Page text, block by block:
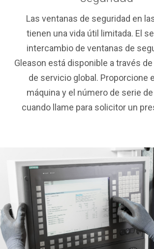
Las ventanas de seguridad en
tienen una vida útil limitada. El
intercambio de ventanas de
Gleason está disponible a través
de servicio global. Proporcione
máquina y el número de serie
cuando llame para solicitor un